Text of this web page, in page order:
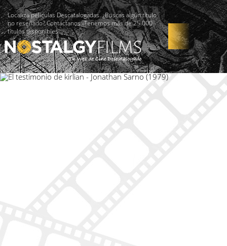
Localiza películas Descatalogadas. ¿Buscas algún título
no reseñado? Contáctanos -Tenemos más de 25.000
títulos disponibles!